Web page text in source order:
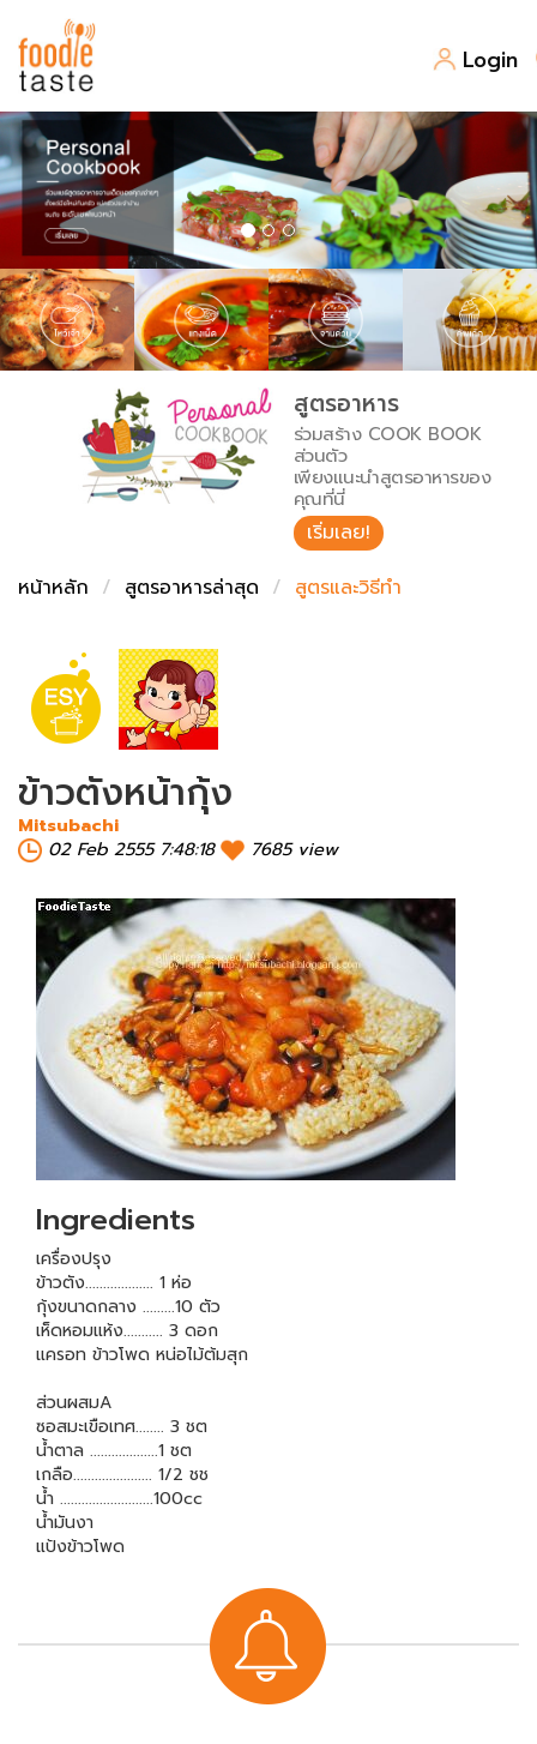
Login
สูตรอาหาร
สูตรอาหารล่าสุด
Top Foodie
พาไปชิม
สารพันก้นครัว
เคล็ดลับน่ารู้
เปรียบเทียบหน่วยการตวง
เปรียบเทียบอุณหภูมิ
เปรียบเทียบน้ำหนักวัตถุดิบ
FoodPedia
สร้าง Cookbook
สูตรอาหาร
ร่วมสร้าง COOK BOOK
ส่วนตัว
เพียงแนะนำสูตรอาหารของ
คุณที่นี่
เริ่มเลย!
หน้าหลัก
สูตรอาหารล่าสุด สูตรและวิธีทำ
ข้าวตังหน้ากุ้ง
Mitsubachi
02 Feb 2555 7:48:18
7685 view
Ingredients
เครื่องปรุง
ข้าวตัง................... 1 ห่อ
กุ้งขนาดกลาง .........10 ตัว
เห็ดหอมแห้ง........... 3 ดอก
แครอท ข้าวโพด หน่อไม้ต้มสุก
ส่วนผสมA
ซอสมะเขือเทศ........ 3 ชต
น้ำตาล ...................1 ชต
เกลือ...................... 1/2 ชช
น้ำ ..........................100cc
น้ำมันงา
แป้งข้าวโพด